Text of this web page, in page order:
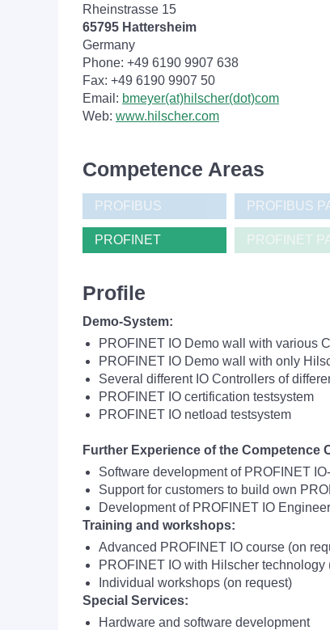
Rheinstrasse 15
65795 Hattersheim
Germany
Phone: +49 6190 9907 638
Fax: +49 6190 9907 50
Email: bmeyer(at)hilscher(dot)com
Web: www.hilscher.com
Competence Areas
PROFIBUS PROFIBUS
PROFINET PROFINET
Profile
Demo-System:
PROFINET IO Demo wall with various
PROFINET IO Demo wall with only
Several different IO Controllers of
PROFINET IO certification testsystem
PROFINET IO netload testsystem
Further Experience of the Competence
Software development of PROFINET
Support for customers to build own
Development of PROFINET IO
Training and workshops:
Advanced PROFINET IO course (on
PROFINET IO with Hilscher
Individual workshops (on request)
Special Services:
Hardware and software development